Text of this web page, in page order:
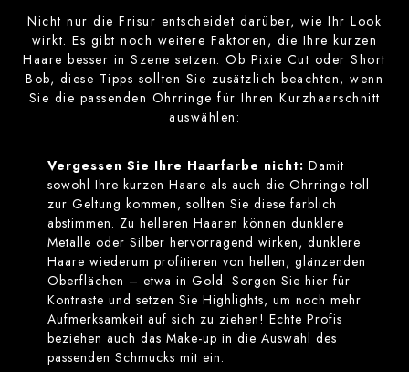
Nicht nur die Frisur entscheidet darüber, wie Ihr Look
wirkt. Es gibt noch weitere Faktoren, die Ihre kurzen
Haare besser in Szene setzen. Ob Pixie Cut oder Short
Bob, diese Tipps sollten Sie zusätzlich beachten, wenn
Sie die passenden Ohrringe für Ihren Kurzhaarschnitt
auswählen:
Vergessen Sie Ihre Haarfarbe nicht: Damit
sowohl Ihre kurzen Haare als auch die Ohrringe toll
zur Geltung kommen, sollten Sie diese farblich
abstimmen. Zu helleren Haaren können dunklere
Metalle oder Silber hervorragend wirken, dunklere
Haare wiederum profitieren von hellen, glänzenden
Oberflächen – etwa in Gold. Sorgen Sie hier für
Kontraste und setzen Sie Highlights, um noch mehr
Aufmerksamkeit auf sich zu ziehen! Echte Profis
beziehen auch das Make-up in die Auswahl des
passenden Schmucks mit ein.